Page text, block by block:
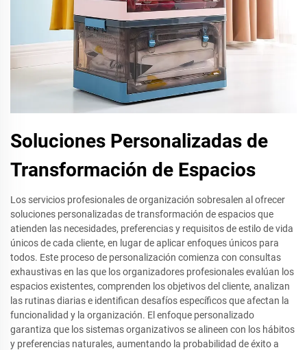
Soluciones Personalizadas de
Transformación de Espacios
Los servicios profesionales de organización sobresalen al ofrecer
soluciones personalizadas de transformación de espacios que
atienden las necesidades, preferencias y requisitos de estilo de vida
únicos de cada cliente, en lugar de aplicar enfoques únicos para
todos. Este proceso de personalización comienza con consultas
exhaustivas en las que los organizadores profesionales evalúan los
espacios existentes, comprenden los objetivos del cliente, analizan
las rutinas diarias e identifican desafíos específicos que afectan la
funcionalidad y la organización. El enfoque personalizado
garantiza que los sistemas organizativos se alineen con los hábitos
y preferencias naturales, aumentando la probabilidad de éxito a